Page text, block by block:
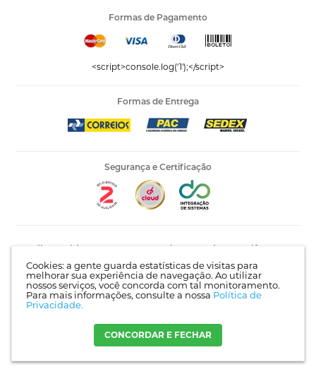
Cookies: a gente guarda estatísticas de visitas para
melhorar sua experiência de navegação. Ao utilizar
nossos serviços, você concorda com tal monitoramento.
Para mais informações, consulte a nossa Política de
Privacidade.
CONCORDAR E FECHAR
Formas de Pagamento
<script>console.log('1');</script>
Formas de Entrega
Segurança e Certificação
Editora Vida LTDA - 53.535.423/0005-04 | AV Recife, 841 -
Guarulhos - SP | CEP 07215-030 |Mapa do site
Crie sua loja virtualcom a melhor empresa de e-commerce do
Brasil.